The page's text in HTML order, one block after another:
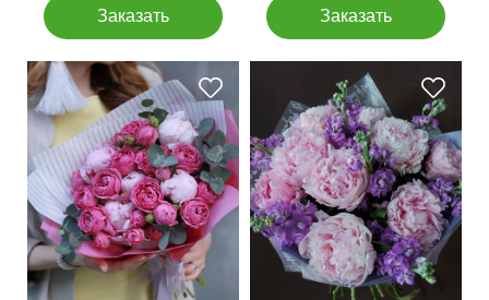
Кустовые розы, пионы,
эвкалипт baby blue